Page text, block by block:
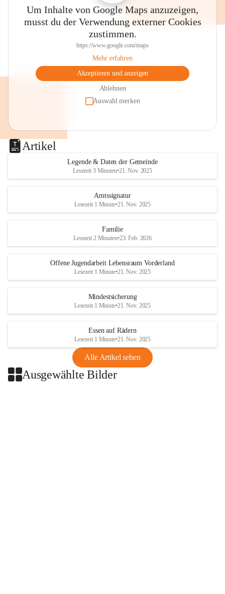
Um Inhalte von Google Maps anzuzeigen,
musst du der Verwendung externer Cookies
zustimmen.
https://www.google.com/maps
Mehr erfahren
Akzeptieren und anzeigen
Ablehnen
Auswahl merken
Artikel
Legende & Daten der Gemeinde
Lesezeit 3 Minuten•21. Nov. 2025
Amtssignatur
Lesezeit 1 Minute•21. Nov. 2025
Familie
Lesezeit 2 Minuten•23. Feb. 2026
Offene Jugendarbeit Lebensraum Vorderland
Lesezeit 1 Minute•21. Nov. 2025
Mindestsicherung
Lesezeit 1 Minute•21. Nov. 2025
Essen auf Rädern
Lesezeit 1 Minute•21. Nov. 2025
Alle Artikel sehen
Ausgewählte Bilder